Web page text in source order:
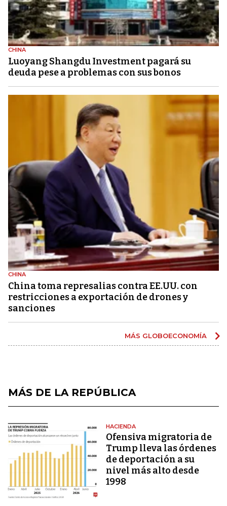
CHINA
Luoyang Shangdu Investment pagará su
deuda pese a problemas con sus bonos
CHINA
China toma represalias contra EE.UU. con
restricciones a exportación de drones y
sanciones
MÁS GLOBOECONOMÍA
MÁS DE LA REPÚBLICA
HACIENDA
Ofensiva migratoria de
Trump lleva las órdenes
de deportación a su
nivel más alto desde
1998